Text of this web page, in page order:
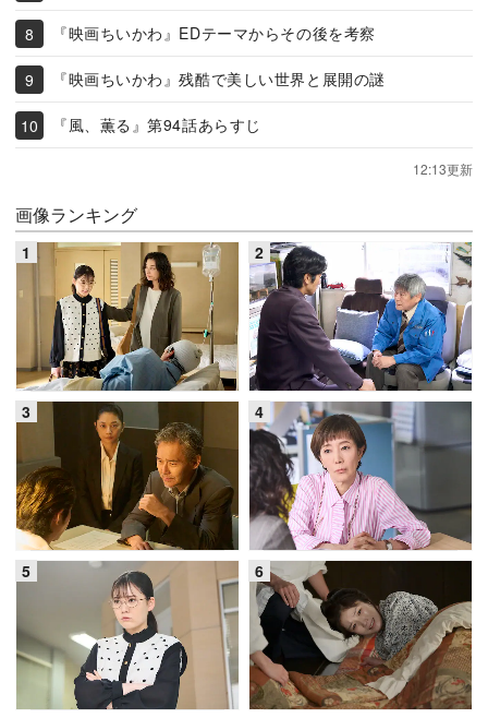
『映画ちいかわ』EDテーマからその後を考察
『映画ちいかわ』残酷で美しい世界と展開の謎
『風、薫る』第94話あらすじ
12:13更新
画像ランキング